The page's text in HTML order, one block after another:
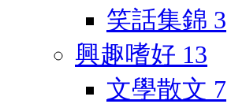
笑話集錦 3
興趣嗜好 13
文學散文 7